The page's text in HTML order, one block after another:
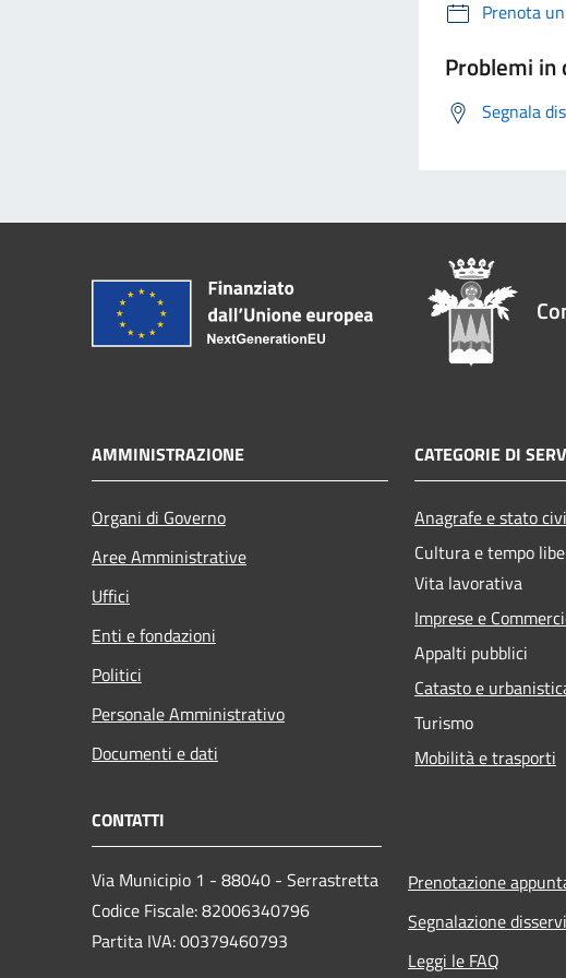
Prenota
Problemi in
Segnala
AMMINISTRAZIONE
Organi di Governo
Aree Amministrative
Uffici
Enti e fondazioni
Politici
Personale Amministrativo
Documenti e dati
CATEGORIE DI
Anagrafe e stato
Cultura e tempo
Vita lavorativa
Imprese e
Appalti pubblici
Catasto e
Turismo
Mobilità e trasporti
CONTATTI
Via Municipio 1 - 88040 - Serrastretta
Codice Fiscale: 82006340796
Partita IVA: 00379460793
Prenotazione
Segnalazione
Leggi le FAQ